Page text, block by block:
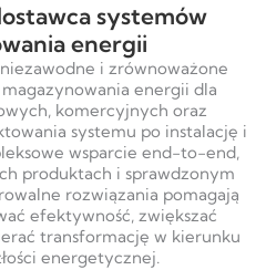
systemów
energii
i zrównoważone
energii dla
komercyjnych oraz
systemu po instalację i
wsparcie end-to-end,
produktach i sprawdzonym
rozwiązania pomagają
efektywność, zwiększać
transformację w kierunku
energetycznej.